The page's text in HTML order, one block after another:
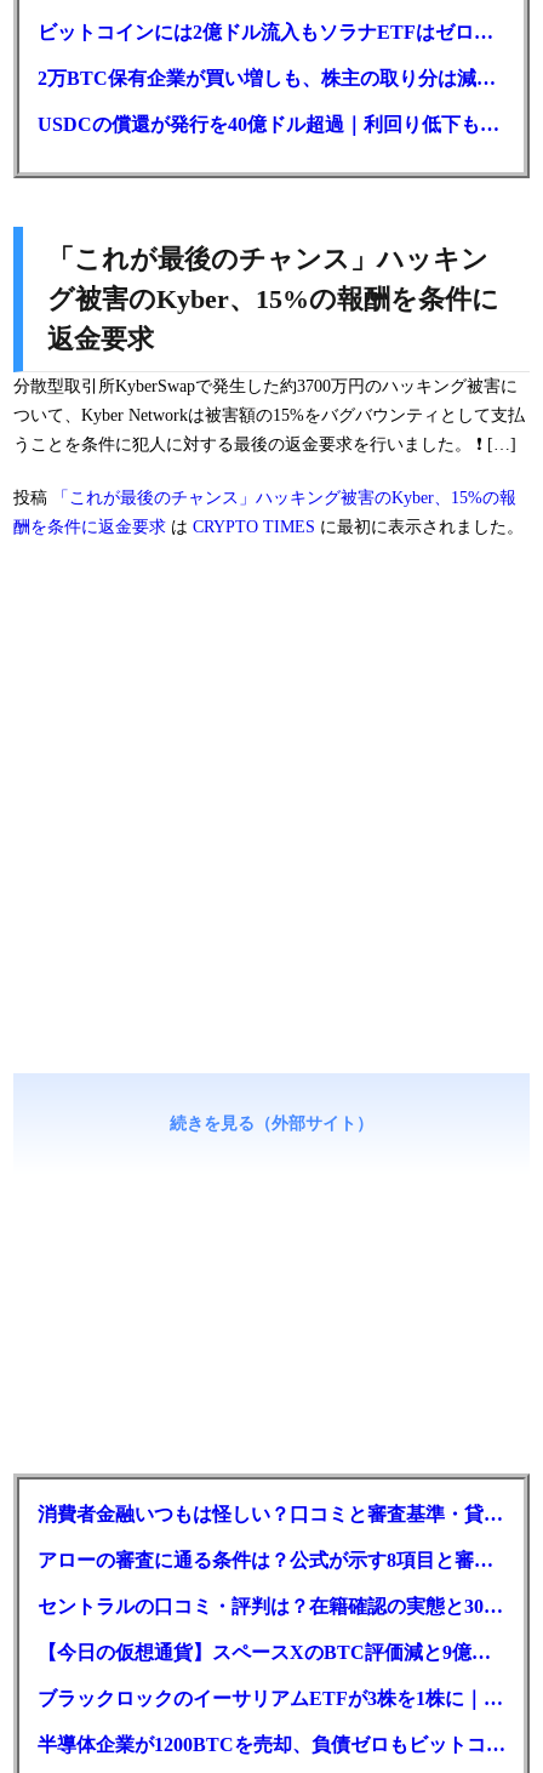
ビットコインには2億ドル流入もソラナETFはゼロ｜5営業日連続で停止
2万BTC保有企業が買い増しも、株主の取り分は減少｜目標と逆行
USDCの償還が発行を40億ドル超過｜利回り低下も収益は増加
「これが最後のチャンス」ハッキン
グ被害のKyber、15%の報酬を条件に
返金要求
分散型取引所KyberSwapで発生した約3700万円のハッキング被害に
ついて、Kyber Networkは被害額の15%をバグバウンティとして支払
うことを条件に犯人に対する最後の返金要求を行いました。 ❗ […]
投稿
「これが最後のチャンス」ハッキング被害のKyber、15%の報
酬を条件に返金要求 は CRYPTO TIMES に最初に表示されました。
続きを見る（外部サイト）
消費者金融いつもは怪しい？口コミと審査基準・貸付条件を調査
アローの審査に通る条件は？公式が示す8項目と審査時間
セントラルの口コミ・評判は？在籍確認の実態と30日金利0円の落とし穴
【今日の仮想通貨】スペースXのBTC評価減と9億株の解禁。208億円相当のBTCが盗難
ブラックロックのイーサリアムETFが3株を1株に｜年初来37%安
半導体企業が1200BTCを売却、負債ゼロもビットコイン戦略は後退